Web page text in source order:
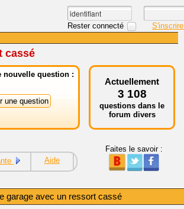
Rester connecté S'inscrire
cassé
nouvelle question :
Actuellement
3 108
questions dans le
forum divers
Aide
Faites le savoir :
garage avec un ressort cassé